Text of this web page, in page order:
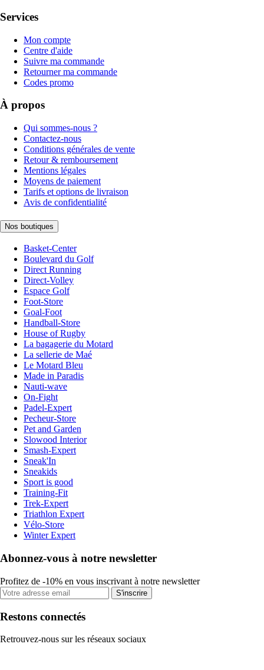
Services
Mon compte
Centre d'aide
Suivre ma commande
Retourner ma commande
Codes promo
À propos
Qui sommes-nous ?
Contactez-nous
Conditions générales de vente
Retour & remboursement
Mentions légales
Moyens de paiement
Tarifs et options de livraison
Avis de confidentialité
Nos boutiques
Basket-Center
Boulevard du Golf
Direct Running
Direct-Volley
Espace Golf
Foot-Store
Goal-Foot
Handball-Store
House of Rugby
La bagagerie du Motard
La sellerie de Maé
Le Motard Bleu
Made in Paradis
Nauti-wave
On-Fight
Padel-Expert
Pecheur-Store
Pet and Garden
Slowood Interior
Smash-Expert
Sneak'In
Sneakids
Sport is good
Training-Fit
Trek-Expert
Triathlon Expert
Vélo-Store
Winter Expert
Abonnez-vous à notre newsletter
Profitez de -10% en vous inscrivant à notre newsletter
S'inscrire
Restons connectés
Retrouvez-nous sur les réseaux sociaux